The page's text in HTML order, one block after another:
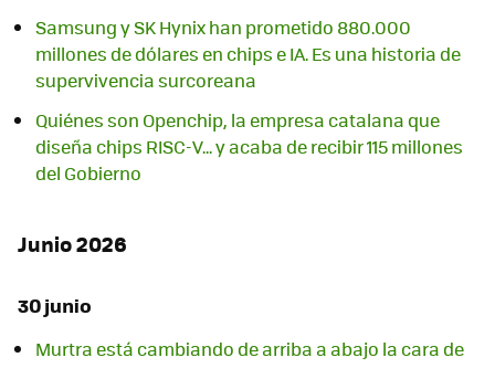
Samsung y SK Hynix han prometido 880.000
millones de dólares en chips e IA. Es una historia de
supervivencia surcoreana
Quiénes son Openchip, la empresa catalana que
diseña chips RISC-V... y acaba de recibir 115 millones
del Gobierno
Junio 2026
30 junio
Murtra está cambiando de arriba a abajo la cara de